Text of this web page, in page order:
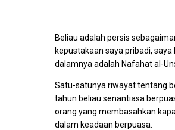
Beliau adalah persis
kepustakaan saya pribadi,
dalamnya adalah Nafahat al-
Satu-satunya riwayat tentang
tahun beliau senantiasa
orang yang membasahkan
dalam keadaan berpuasa.